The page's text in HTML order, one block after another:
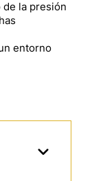
la presión
entorno